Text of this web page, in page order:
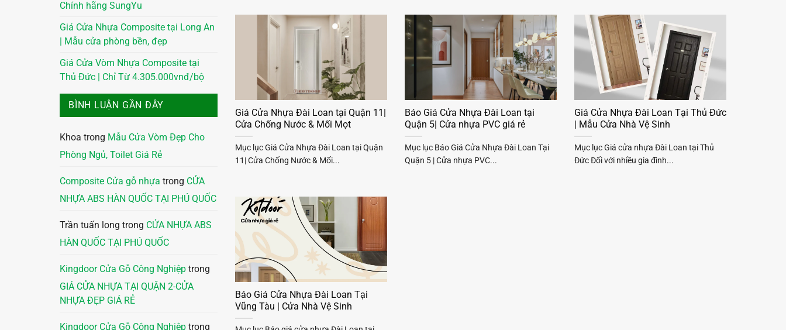
Chính hãng SungYu
Giá Cửa Nhựa Composite tại Long An
| Mẫu cửa phòng bền, đẹp
Giá Cửa Vòm Nhựa Composite tại
Thủ Đức | Chỉ Từ 4.305.000vnđ/bộ
BÌNH LUẬN GẦN ĐÂY
Khoa trong Mẫu Cửa Vòm Đẹp Cho
Phòng Ngủ, Toilet Giá Rẻ
Composite Cửa gỗ nhựa trong CỬA
NHỰA ABS HÀN QUỐC TẠI PHÚ QUỐC
Trần tuấn long trong CỬA NHỰA ABS
HÀN QUỐC TẠI PHÚ QUỐC
Kingdoor Cửa Gỗ Công Nghiệp trong
GIÁ CỬA NHỰA TẠI QUẬN 2-CỬA
NHỰA ĐẸP GIÁ RẺ
Kingdoor Cửa Gỗ Công Nghiệp trong
Giá Cửa Nhựa Đài Loan tại Quận 11|
Cửa Chống Nước & Mối Mọt
Mục lục Giá Cửa Nhựa Đài Loan tại Quận
11| Cửa Chống Nước & Mối...
Báo Giá Cửa Nhựa Đài Loan tại
Quận 5| Cửa nhựa PVC giá rẻ
Mục lục Báo Giá Cửa Nhựa Đài Loan Tại
Quận 5 | Cửa nhựa PVC...
Giá Cửa Nhựa Đài Loan Tại Thủ Đức
| Mẫu Cửa Nhà Vệ Sinh
Mục lục Giá cửa nhựa Đài Loan tại Thủ
Đức Đối với nhiều gia đình...
Báo Giá Cửa Nhựa Đài Loan Tại
Vũng Tàu | Cửa Nhà Vệ Sinh